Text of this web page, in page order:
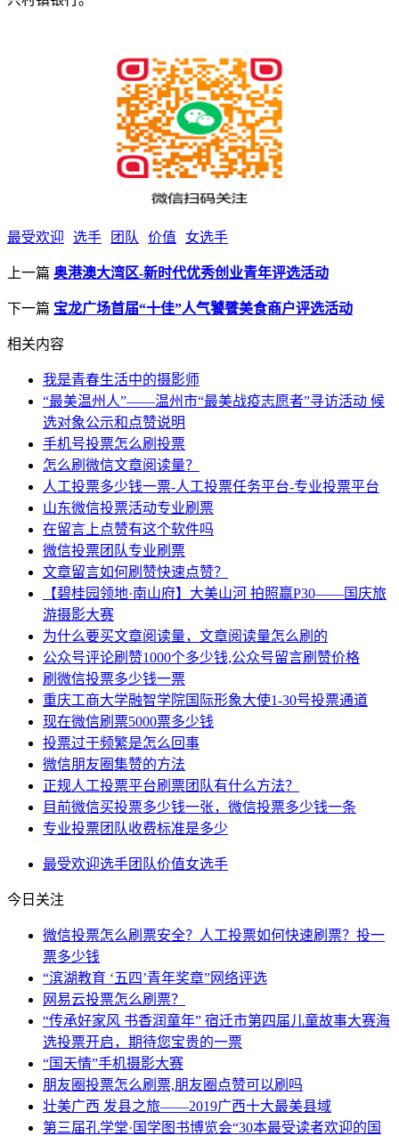
最受欢迎 选手 团队 价值 女选手
上一篇 奥港澳大湾区-新时代优秀创业青年评选活动
下一篇 宝龙广场首届“十佳”人气饕餮美食商户评选活动
相关内容
我是青春生活中的摄影师
“最美温州人”——温州市“最美战疫志愿者”寻访活动 候
选对象公示和点赞说明
手机号投票怎么刷投票
怎么刷微信文章阅读量？
人工投票多少钱一票-人工投票任务平台-专业投票平台
山东微信投票活动专业刷票
在留言上点赞有这个软件吗
微信投票团队专业刷票
文章留言如何刷赞快速点赞？
【碧桂园领地·南山府】大美山河 拍照赢P30——国庆旅
游摄影大赛
为什么要买文章阅读量，文章阅读量怎么刷的
公众号评论刷赞1000个多少钱,公众号留言刷赞价格
刷微信投票多少钱一票
重庆工商大学融智学院国际形象大使1-30号投票通道
现在微信刷票5000票多少钱
投票过于频繁是怎么回事
微信朋友圈集赞的方法
正规人工投票平台刷票团队有什么方法？
目前微信买投票多少钱一张，微信投票多少钱一条
专业投票团队收费标准是多少
最受欢迎选手团队价值女选手
今日关注
微信投票怎么刷票安全？人工投票如何快速刷票？投一
票多少钱
“滨湖教育 ‘五四’青年奖章”网络评选
网易云投票怎么刷票？
“传承好家风 书香润童年” 宿迁市第四届儿童故事大赛海
选投票开启，期待您宝贵的一票
“国天情”手机摄影大赛
朋友圈投票怎么刷票,朋友圈点赞可以刷吗
壮美广西 发县之旅——2019广西十大最美县域
第三届孔学堂·国学图书博览会“30本最受读者欢迎的国